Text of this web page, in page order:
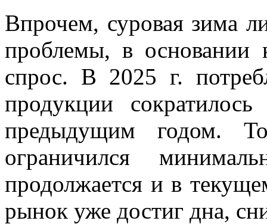
Впрочем, суровая зима
проблемы, в основании
спрос. В 2025 г.
продукции
предыдущим годом.
ограничился
продолжается и в
рынок уже достиг дна,